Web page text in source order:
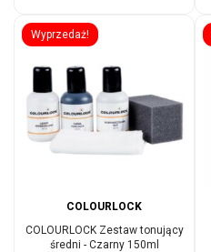
Wyprzedaż!
COLOURLOCK
COLOURLOCK Zestaw tonujący
średni - Czarny 150ml